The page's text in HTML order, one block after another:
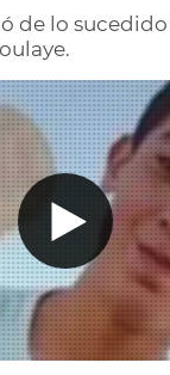
de lo